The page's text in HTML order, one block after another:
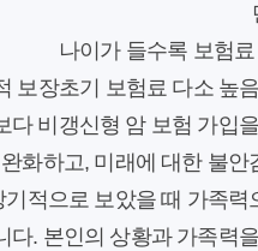
나이가 들수록 보험
보장초기 보험료 다소 높음
비갱신형 암 보험 가입
화하고, 미래에 대한 불
적으로 보았을 때 가족
. 본인의 상황과 가족력